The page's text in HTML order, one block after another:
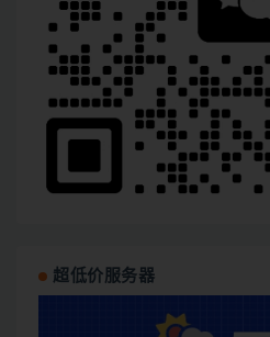
超低价服务器